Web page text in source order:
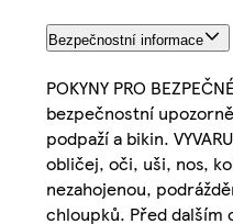
Bezpečnostní informace
POKYNY PRO
bezpečnostní
podpaží a bikin.
obličej, oči, uši, nos,
nezahojenou,
chloupků. Před dalším